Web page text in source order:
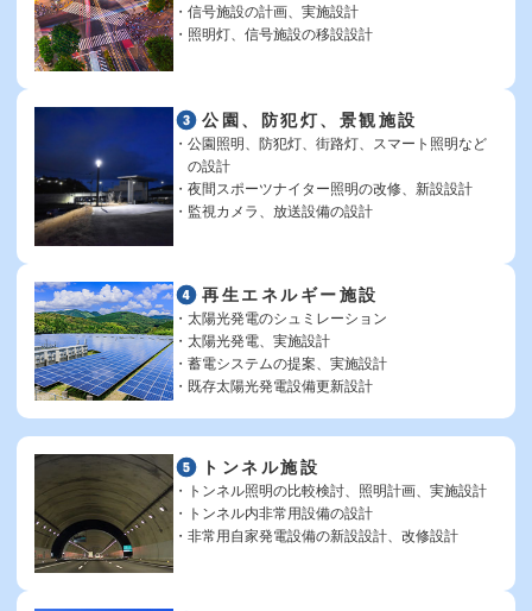
信号施設の計画、実施設計
照明灯、信号施設の移設設計
公園、防犯灯、景観施設
公園照明、防犯灯、街路灯、スマート照明など
の設計
夜間スポーツナイター照明の改修、新設設計
監視カメラ、放送設備の設計
再生エネルギー施設
太陽光発電のシュミレーション
太陽光発電、実施設計
蓄電システムの提案、実施設計
既存太陽光発電設備更新設計
トンネル施設
トンネル照明の比較検討、照明計画、実施設計
トンネル内非常用設備の設計
非常用自家発電設備の新設設計、改修設計